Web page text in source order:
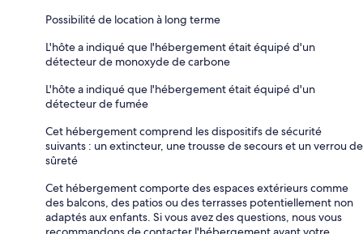
Possibilité de location à long terme
L'hôte a indiqué que l'hébergement était équipé d'un
détecteur de monoxyde de carbone
L'hôte a indiqué que l'hébergement était équipé d'un
détecteur de fumée
Cet hébergement comprend les dispositifs de sécurité
suivants : un extincteur, une trousse de secours et un verrou de
sûreté
Cet hébergement comporte des espaces extérieurs comme
des balcons, des patios ou des terrasses potentiellement non
adaptés aux enfants. Si vous avez des questions, nous vous